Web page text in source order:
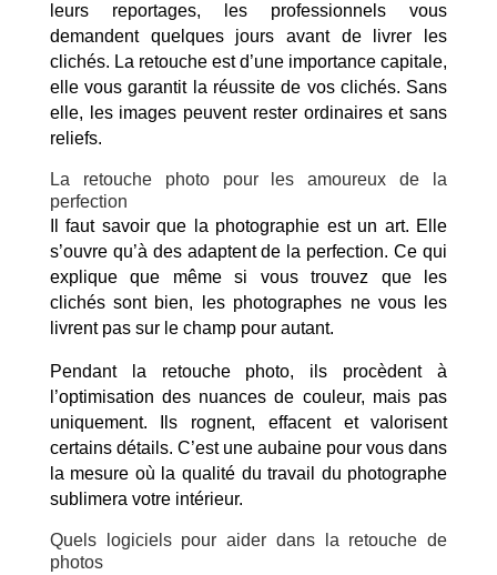
leurs reportages, les professionnels vous
demandent quelques jours avant de livrer les
clichés. La retouche est d’une importance capitale,
elle vous garantit la réussite de vos clichés. Sans
elle, les images peuvent rester ordinaires et sans
reliefs.
La retouche photo pour les amoureux de la
perfection
Il faut savoir que la photographie est un art. Elle
s’ouvre qu’à des adaptent de la perfection. Ce qui
explique que même si vous trouvez que les
clichés sont bien, les photographes ne vous les
livrent pas sur le champ pour autant.
Pendant la retouche photo, ils procèdent à
l’optimisation des nuances de couleur, mais pas
uniquement. Ils rognent, effacent et valorisent
certains détails. C’est une aubaine pour vous dans
la mesure où la qualité du travail du photographe
sublimera votre intérieur.
Quels logiciels pour aider dans la retouche de
photos